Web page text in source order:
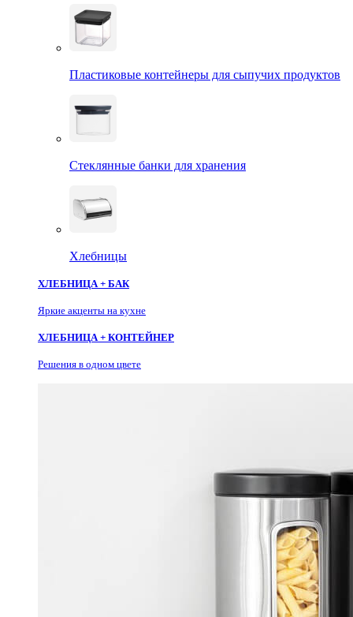
Пластиковые контейнеры для сыпучих продуктов
Стеклянные банки для хранения
Хлебницы
ХЛЕБНИЦА + БАК
Яркие акценты на кухне
ХЛЕБНИЦА + КОНТЕЙНЕР
Решения в одном цвете